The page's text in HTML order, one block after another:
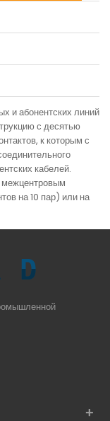
и абонентских линий
с десятью
к которым с
кабелей.
межцентровым
на 10 пар) или на
+